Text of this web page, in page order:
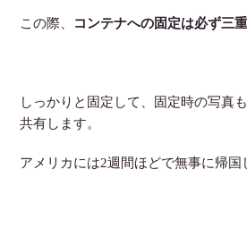
この際、 コンテナへの固定は必ず三
しっかりと固定して、固定時の写真
共有します。
アメリカには2週間ほどで無事に帰国